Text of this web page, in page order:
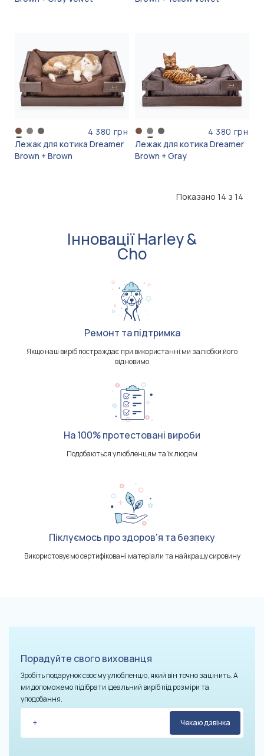
4 380 грн
Лежак для котика Dreamer
Brown + Brown
4 380 грн
Лежак для котика Dreamer
Brown + Gray
Показано 14 з 14
Інновації Harley &
Cho
Ремонт та підтримка
Якщо наш виріб постраждає при використанні ми залюбки його
відновимо
На 100% протестовані вироби
Подобаються улюбленцям та їх людям
Піклуємось про здоров'я та безпеку
Використовуємо сертифіковані матеріали та найкращу сировину
Порадуйте свого вихованця
Зробіть подарунок своєму улюбленцю, який він точно зацінить. А
ми допоможемо підібрати ідеальний виріб під розміри та
уподобання.